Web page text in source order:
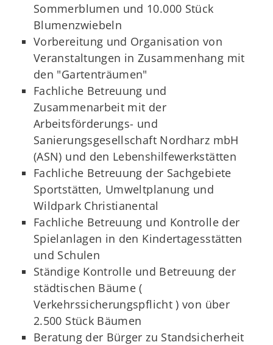
Sommerblumen und 10.000 Stück
Blumenzwiebeln
Vorbereitung und Organisation von
Veranstaltungen in Zusammenhang mit
den "Gartenträumen"
Fachliche Betreuung und
Zusammenarbeit mit der
Arbeitsförderungs- und
Sanierungsgesellschaft Nordharz mbH
(ASN) und den Lebenshilfewerkstätten
Fachliche Betreuung der Sachgebiete
Sportstätten, Umweltplanung und
Wildpark Christianental
Fachliche Betreuung und Kontrolle der
Spielanlagen in den Kindertagesstätten
und Schulen
Ständige Kontrolle und Betreuung der
städtischen Bäume (
Verkehrssicherungspflicht ) von über
2.500 Stück Bäumen
Beratung der Bürger zu Standsicherheit